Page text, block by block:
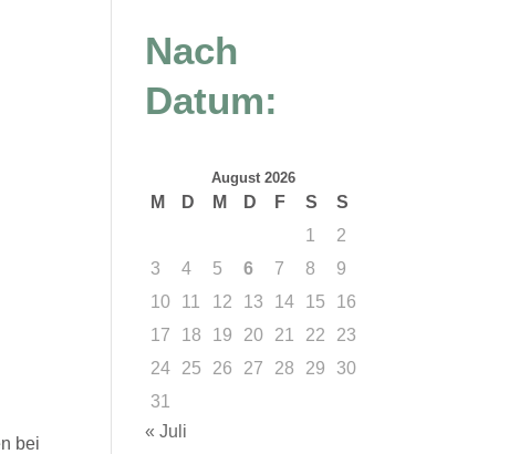
bei
Nach
Datum:
August 2026
M D M D F S
S
1
2
3
4 5 6 7 8
9
10
11 12 13 14 15
16
17
18 19 20 21 22
23
24
25 26 27 28 29
30
31
« Juli